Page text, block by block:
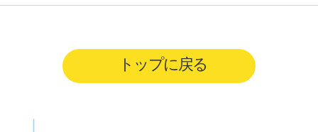
トップに戻る